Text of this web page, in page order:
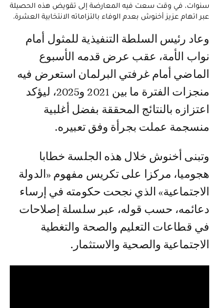
سنوات، في وقت سعت فيه المعارضة إلى تقويض هذه الحصيلة
عبر اتهام عزيز أخنوش بعدم الوفاء بالتزاماته الانتخابية العشرة.
وعاد رئيس السلطة التنفيذية للمثول أمام
نواب الأمة، عقب عرض قدمه الأسبوع
الماضي أمام غرفتي البرلمان استعرض فيه
منجزات الفترة ما بين 2021 و2025، ليؤكد
اعتزازه بالنتائج المحققة بفضل أغلبية
منسجمة عملت بجرأة وفق تعبيره.
وتبنى أخنوش خلال هذه الجلسة خطابا
هجوميا، مركزا على تكريس مفهوم «الدولة
الاجتماعية» الذي نجحت حكومته في إرساء
دعائمه، حسب قوله، عبر سلسلة إصلاحات
في قطاعات التعليم والصحة والتغطية
الاجتماعية والصحية والاستثمار.